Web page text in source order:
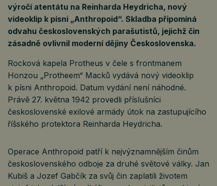
výročí atentátu na Reinharda Heydricha, nový
videoklip k písni „Anthropoid“. Skladba připomíná
odvahu československých parašutistů, jejichž čin
zásadně ovlivnil moderní dějiny Československa.
Rocková kapela Protheus v čele s frontmanem
Honzou „Protheem“ Macků vydává nový videoklip
k písni Anthropoid. Datum vydání není náhodné.
Právě 27. května 1942 provedli příslušníci
československé exilové armády útok na zastupujícího
říšského protektora Reinharda Heydricha.
Operace Anthropoid patří k nejvýznamnějším činům
československého odboje za druhé světové války. Jan
Kubiš a Jozef Gabčík za svůj čin zaplatili životem